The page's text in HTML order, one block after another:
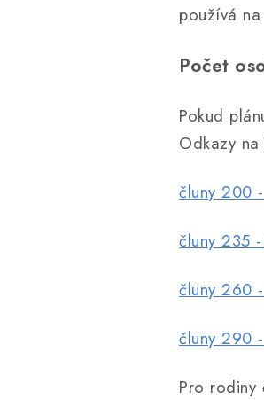
používá
Počet
Pokud
Odkazy
čluny 200
čluny 235
čluny 260
čluny 290
Pro